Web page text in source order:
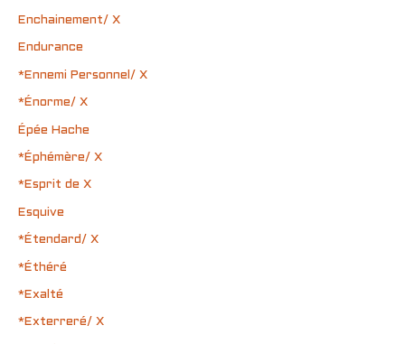
Enchainement/ X
Endurance
*Ennemi Personnel/ X
*Énorme/ X
Épée Hache
*Éphémère/ X
*Esprit de X
Esquive
*Étendard/ X
*Éthéré
*Exalté
*Exterreré/ X